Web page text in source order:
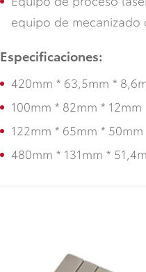
equipo de mecanizado
Especificaciones:
420mm * 63,5mm *
100mm * 82mm * 12mm
122mm * 65mm * 50mm
480mm * 131mm *